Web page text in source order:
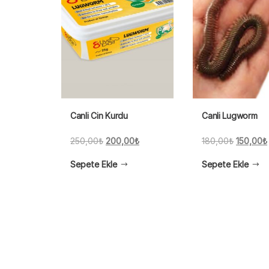
Canli Cin Kurdu
250,00₺ Orijinal
250,00₺.
200,00₺Şu
Sepete Ekle
Canli Lugworm
180,00₺ Orijinal
180,00₺.
150,00₺
Sepete Ekle